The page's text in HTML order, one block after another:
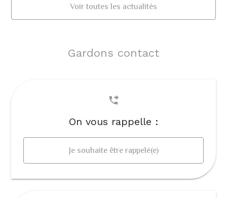
Voir toutes les actualités
Gardons contact
On vous rappelle :
Je souhaite être rappelé(e)